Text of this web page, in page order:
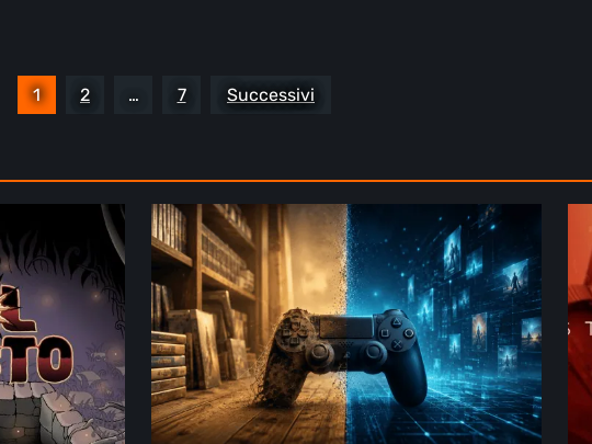
1 2 … 7 Successivi
Il
futuro
del
formato
fisico
nei
videogiochi
2:
On